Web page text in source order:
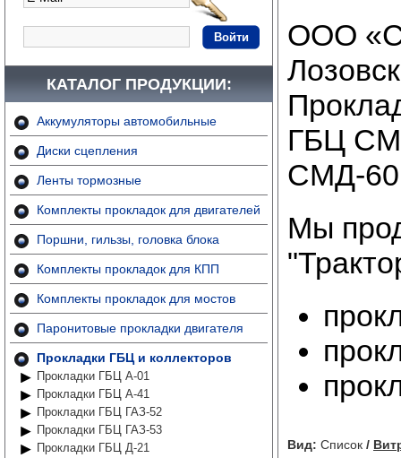
Войти
КАТАЛОГ ПРОДУКЦИИ:
Аккумуляторы автомобильные
Диски сцепления
Ленты тормозные
Комплекты прокладок для двигателей
Поршни, гильзы, головка блока
Комплекты прокладок для КПП
Комплекты прокладок для мостов
Паронитовые прокладки двигателя
Прокладки ГБЦ и коллекторов
Прокладки ГБЦ А-01
Прокладки ГБЦ А-41
Прокладки ГБЦ ГАЗ-52
Прокладки ГБЦ ГАЗ-53
Прокладки ГБЦ Д-21
ООО
ГБЦ
СМД-
Мы
Вид: Список /